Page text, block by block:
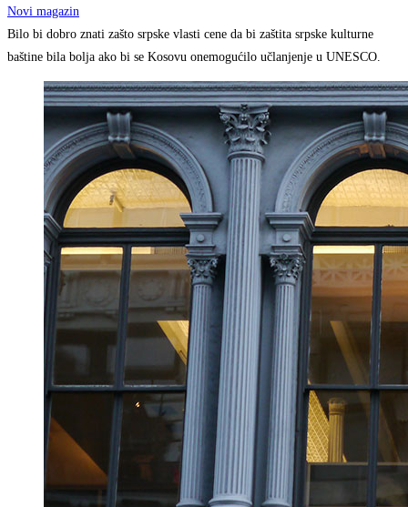
Novi magazin
Bilo bi dobro znati zašto srpske vlasti cene da bi zaštita srpske kulturne
baštine bila bolja ako bi se Kosovu onemogućilo učlanjenje u UNESCO.